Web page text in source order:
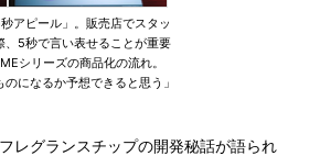
アピール」。販売店でスタッ
、5秒で言い表せることが重要
シリーズの商品化の流れ。
になるか予想できると思う」
レグランスチップの開発秘話が語られ